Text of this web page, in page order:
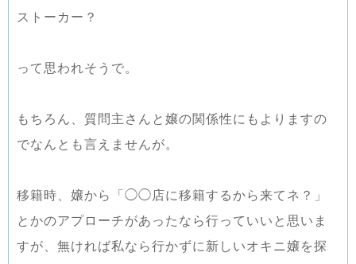
ストーカー？
って思われそうで。
もちろん、質問主さんと嬢の関係性にもよりますの
でなんとも言えませんが。
移籍時、嬢から「◯◯店に移籍するから来てネ？」
とかのアプローチがあったなら行っていいと思いま
すが、無ければ私なら行かずに新しいオキニ嬢を探